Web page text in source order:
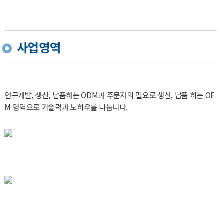
사업영역
연구개발, 생산, 납품하는 ODM과 주문자의 필요로 생산, 납품 하는 OE
M 영역으로 기술력과 노하우를 나눕니다.